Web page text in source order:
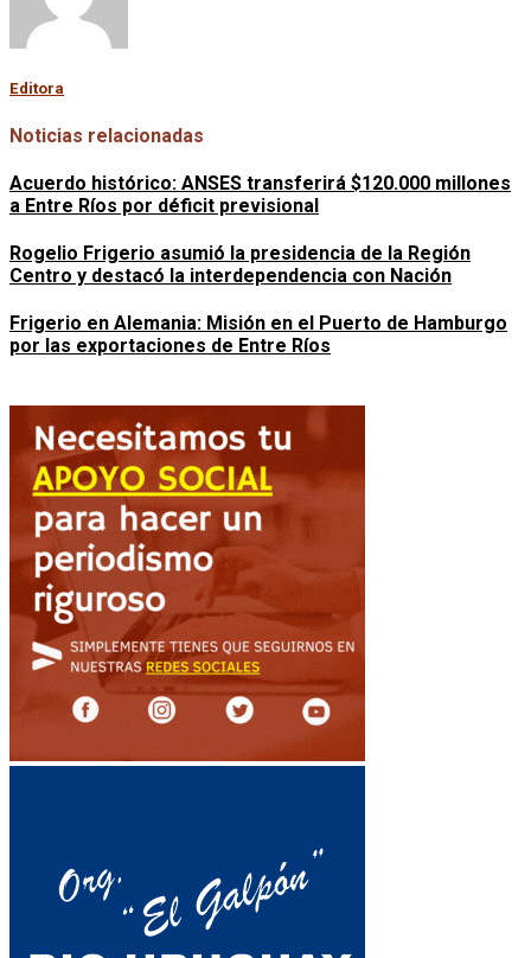
Editora
Noticias relacionadas
Acuerdo histórico: ANSES transferirá $120.000 millones
a Entre Ríos por déficit previsional
Rogelio Frigerio asumió la presidencia de la Región
Centro y destacó la interdependencia con Nación
Frigerio en Alemania: Misión en el Puerto de Hamburgo
por las exportaciones de Entre Ríos